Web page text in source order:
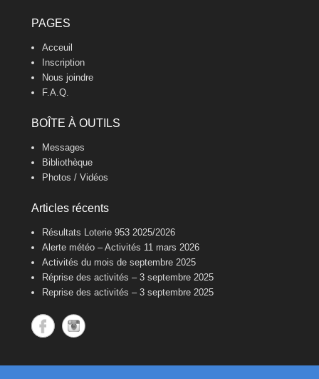
PAGES
Acceuil
Inscription
Nous joindre
F.A.Q.
BOÎTE À OUTILS
Messages
Bibliothèque
Photos / Vidéos
Articles récents
Résultats Loterie 953 2025/2026
Alerte météo – Activités 11 mars 2026
Activités du mois de septembre 2025
Réprise des activités – 3 septembre 2025
Reprise des activités – 3 septembre 2025